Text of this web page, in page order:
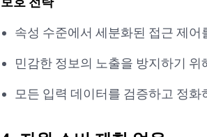
속성 수준에서 세분화된 접근 제어
민감한 정보의 노출을 방지하기
모든 입력 데이터를 검증하고 정